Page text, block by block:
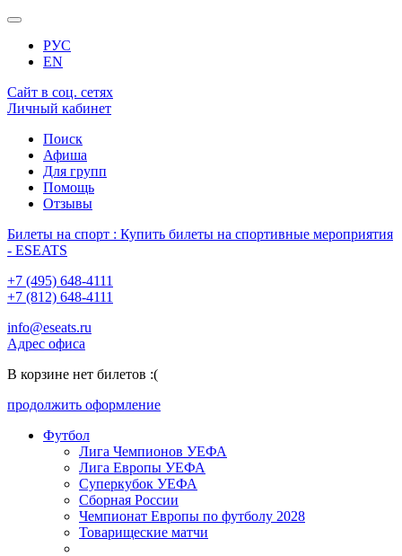
РУС
EN
Сайт в соц. сетях
Личный кабинет
Поиск
Афиша
Для групп
Помощь
Отзывы
Билеты на спорт : Купить билеты на спортивные мероприятия
- ESEATS
+7 (495) 648-4111
+7 (812) 648-4111
info@eseats.ru
Адрес офиса
В корзине нет билетов :(
продолжить оформление
Футбол
Лига Чемпионов УЕФА
Лига Европы УЕФА
Суперкубок УЕФА
Сборная России
Чемпионат Европы по футболу 2028
Товарищеские матчи